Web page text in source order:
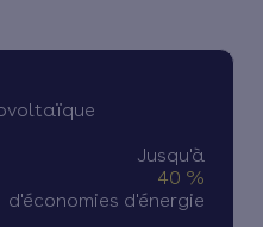
Jusqu'à
40 %
d'économies d'énergie